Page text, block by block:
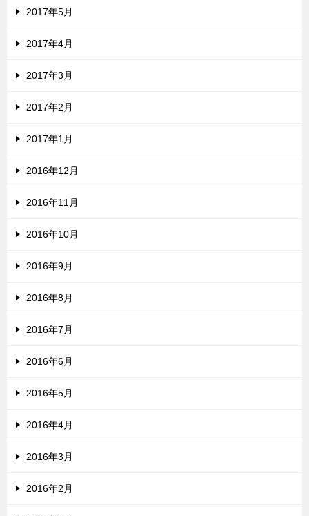
2017年5月
2017年4月
2017年3月
2017年2月
2017年1月
2016年12月
2016年11月
2016年10月
2016年9月
2016年8月
2016年7月
2016年6月
2016年5月
2016年4月
2016年3月
2016年2月